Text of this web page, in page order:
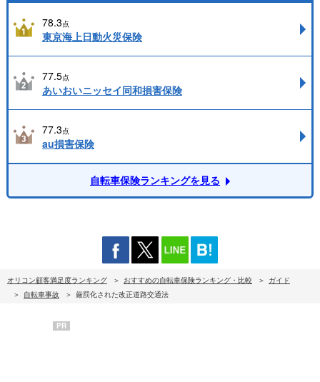
78.3点
東京海上日動火災保険
77.5点
あいおいニッセイ同和損害保険
77.3点
au損害保険
自転車保険ランキングを見る
オリコン顧客満足度ランキング おすすめの自転車保険ランキング・比較
ガイド
自転車事故
厳罰化された改正道路交通法
PR